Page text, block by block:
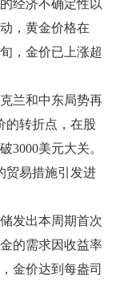
经济不确定性以
，黄金价格在
，金价已上涨超
兰和中东局势再
的转折点，在股
3000美元大关。
贸易措施引发进
发出本周期首次
的需求因收益率
金价达到每盎司